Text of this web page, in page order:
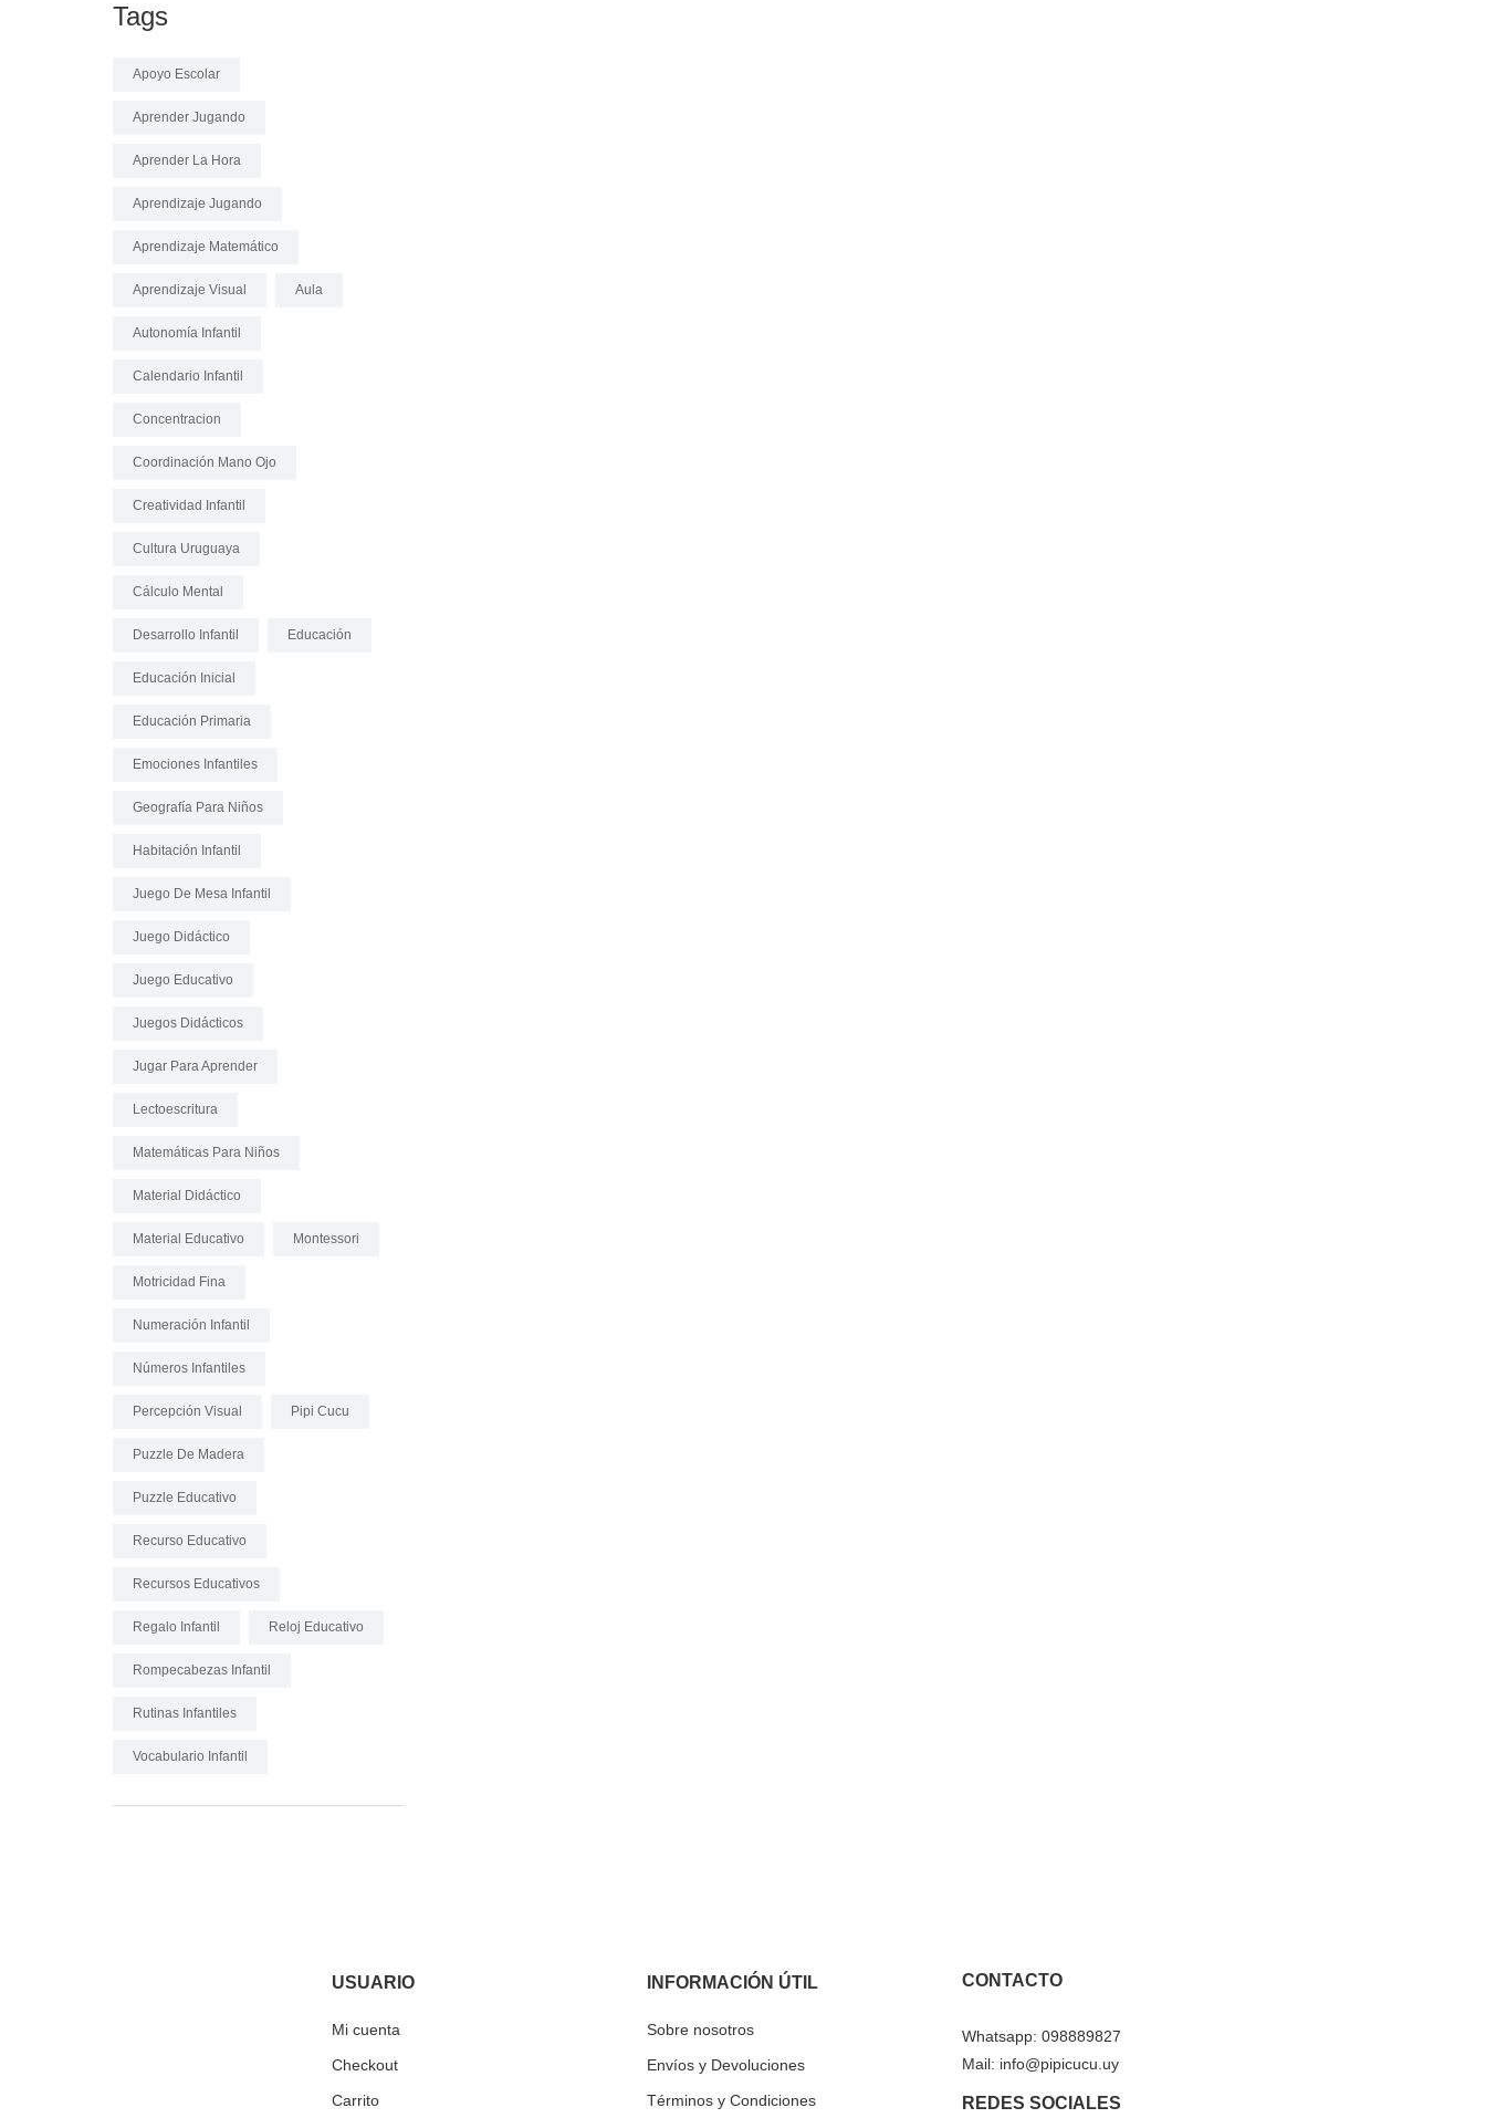
Tags
Apoyo Escolar
Aprender Jugando
Aprender La Hora
Aprendizaje Jugando
Aprendizaje Matemático
Aprendizaje Visual Aula
Autonomía Infantil
Calendario Infantil
Concentracion
Coordinación Mano Ojo
Creatividad Infantil
Cultura Uruguaya
Cálculo Mental
Desarrollo Infantil Educación
Educación Inicial
Educación Primaria
Emociones Infantiles
Geografía Para Niños
Habitación Infantil
Juego De Mesa Infantil
Juego Didáctico
Juego Educativo
Juegos Didácticos
Jugar Para Aprender
Lectoescritura
Matemáticas Para Niños
Material Didáctico
Material Educativo Montessori
Motricidad Fina
Numeración Infantil
Números Infantiles
Percepción Visual Pipi Cucu
Puzzle De Madera
Puzzle Educativo
Recurso Educativo
Recursos Educativos
Regalo Infantil Reloj Educativo
Rompecabezas Infantil
Rutinas Infantiles
Vocabulario Infantil
USUARIO
Mi cuenta
Checkout
Carrito
INFORMACIÓN ÚTIL
Sobre nosotros
Envíos y Devoluciones
Términos y Condiciones
CONTACTO
Whatsapp: 098889827
Mail: info@pipicucu.uy
REDES SOCIALES